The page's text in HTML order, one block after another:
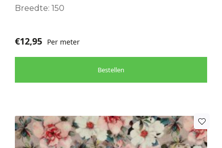
Breedte: 150
€12,95 Per meter
Bestellen